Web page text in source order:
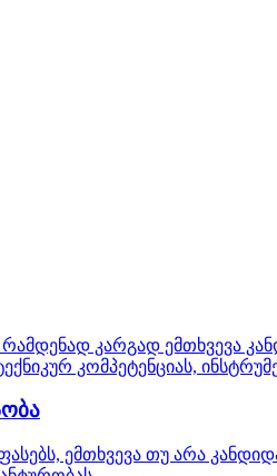
რამდენად კარგად ემთხვევა
კომპეტენციას,
ემთხვევა თუ არა